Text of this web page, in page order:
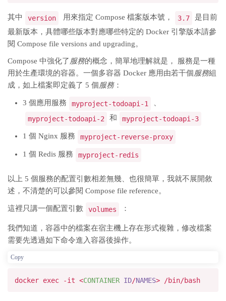
其中 version 用來指定 Compose 檔案版本號， 3.7
是目前
最新版本，具體哪些版本對應哪些特定的 Docker 引擎版本請參
閱 Compose file versions and upgrading。
Compose 中強化了 服務的概念，簡單地理解就是， 服務是一種
用於生產環境的容器。一個多容器 Docker 應用由若干個 服務組
成，如上檔案即定義了 5 個 服務：
3 個應用服務 myproject-todoapi-1
、
myproject-todoapi-2
和 myproject-todoapi-3
1 個 Nginx 服務 myproject-reverse-proxy
1 個 Redis 服務 myproject-redis
以上 5 個服務的配置引數相差無幾、也很簡單，我就不展開敘
述，不清楚的可以參閱 Compose file reference。
這裡只講一個配置引數 volumes ：
我們知道，容器中的檔案在宿主機上存在形式複雜，修改檔案
需要先透過如下命令進入容器後操作。
Copy
docker exec -it <CONTAINER ID/NAMES>/bin/bash